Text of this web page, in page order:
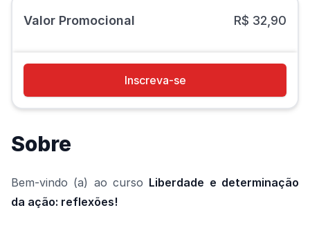
Valor Promocional R$ 32,90
Inscreva-se
Sobre
Bem-vindo (a) ao curso Liberdade e determinação
da ação: reflexões!